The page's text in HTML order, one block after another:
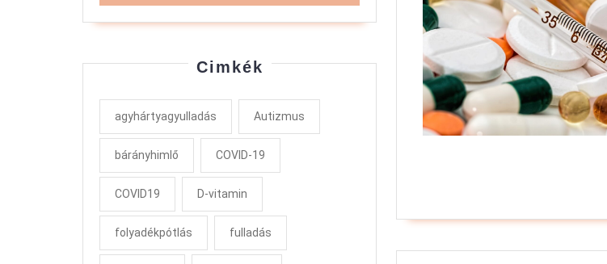
Cimkék
agyhártyagyulladás Autizmus
bárányhimlő COVID-19
COVID19 D-vitamin
folyadékpótlás fulladás